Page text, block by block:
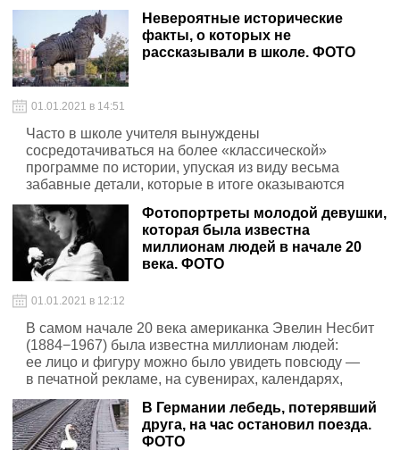
Невероятные исторические
факты, о которых не
рассказывали в школе. ФОТО
01.01.2021 в 14:51
Часто в школе учителя вынуждены
сосредотачиваться на более «классической»
программе по истории, упуская из виду весьма
забавные детали, которые в итоге оказываются
забытыми.
Фотопортреты молодой девушки,
которая была известна
миллионам людей в начале 20
века. ФОТО
01.01.2021 в 12:12
В самом начале 20 века американка Эвелин Несбит
(1884−1967) была известна миллионам людей:
ее лицо и фигуру можно было увидеть повсюду —
в печатной рекламе, на сувенирах, календарях,
обложках самых популярных журналов.
В Германии лебедь, потерявший
друга, на час остановил поезда.
ФОТО